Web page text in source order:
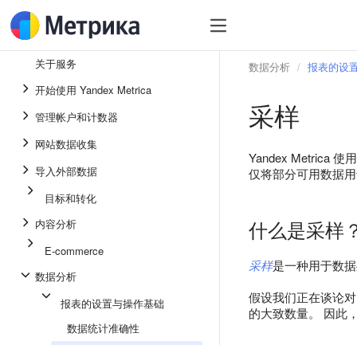
关于服务
开始使用 Yandex Metrica
管理帐户和计数器
网站数据收集
导入外部数据
目标和转化
内容分析
E-commerce
数据分析
报表的设置与操作基础
数据统计准确性
数据分析 报表的设
采样
Yandex Metrica 使
仅将部分可用数据
什么是采样
采样是一种用于数
假设我们正在谈论
的大致数量。 因此